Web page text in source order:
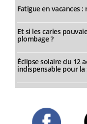
Fatigue en vacances
Et si les caries
plombage ?
Éclipse solaire du 12
indispensable pour la